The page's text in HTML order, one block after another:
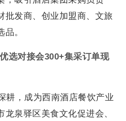
批发商、创业加盟商、文旅
。
选对接会300+集采订单现
耕，成为西南酒店餐饮产业
泉驿区美食文化促进会、